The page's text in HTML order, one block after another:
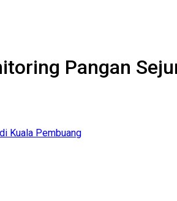
Pangan